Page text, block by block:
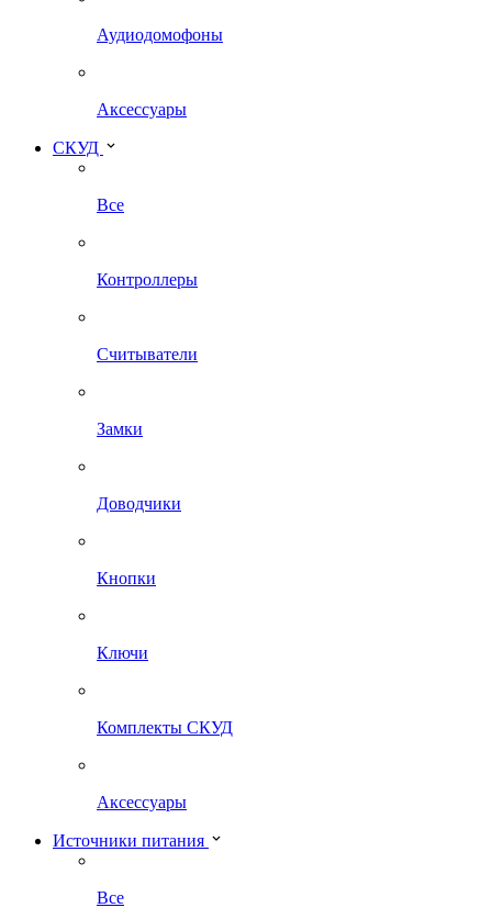
Аудиодомофоны
Аксессуары
СКУД
Все
Контроллеры
Считыватели
Замки
Доводчики
Кнопки
Ключи
Комплекты СКУД
Аксессуары
Источники питания
Все